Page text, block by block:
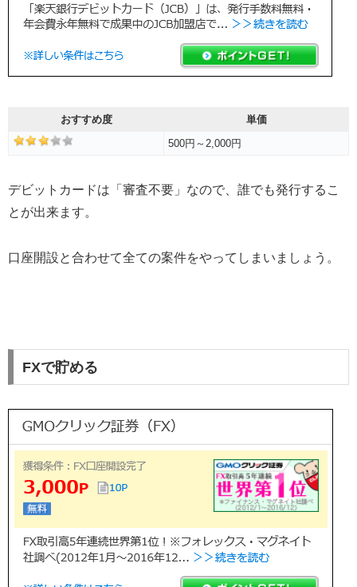
おすすめ度
単価
500円～2,000円
デビットカードは「審査不要」なので、誰でも発行するこ
とが出来ます。
口座開設と合わせて全ての案件をやってしまいましょう。
FXで貯める